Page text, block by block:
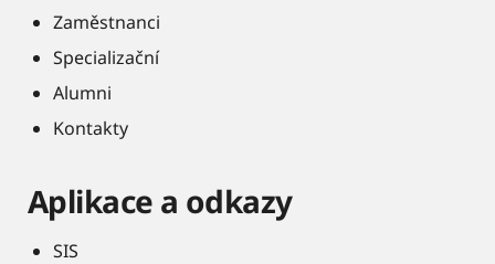
Zaměstnanci
Specializační
Alumni
Kontakty
Aplikace a odkazy
SIS